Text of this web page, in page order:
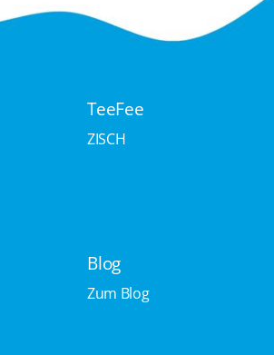
TeeFee
ZISCH
Blog
Zum Blog